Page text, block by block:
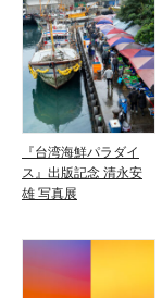
『台湾海鮮パラダイ
ス』出版記念 清永安
雄 写真展